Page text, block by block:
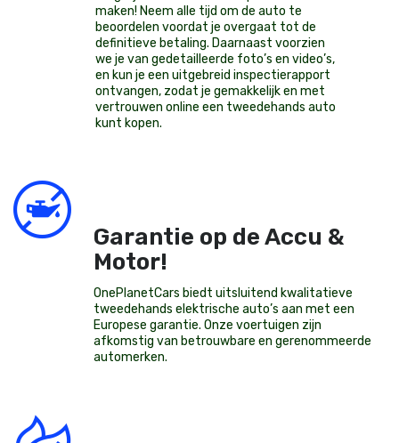
maken! Neem alle tijd om de auto te
beoordelen voordat je overgaat tot de
definitieve betaling. Daarnaast voorzien
we je van gedetailleerde foto’s en video’s,
en kun je een uitgebreid inspectierapport
ontvangen, zodat je gemakkelijk en met
vertrouwen online een tweedehands auto
kunt kopen.
Garantie op de Accu &
Motor!
OnePlanetCars biedt uitsluitend kwalitatieve
tweedehands elektrische auto’s aan met een
Europese garantie. Onze voertuigen zijn
afkomstig van betrouwbare en gerenommeerde
automerken.